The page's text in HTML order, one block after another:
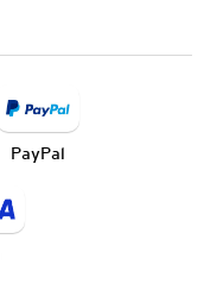
PayPal